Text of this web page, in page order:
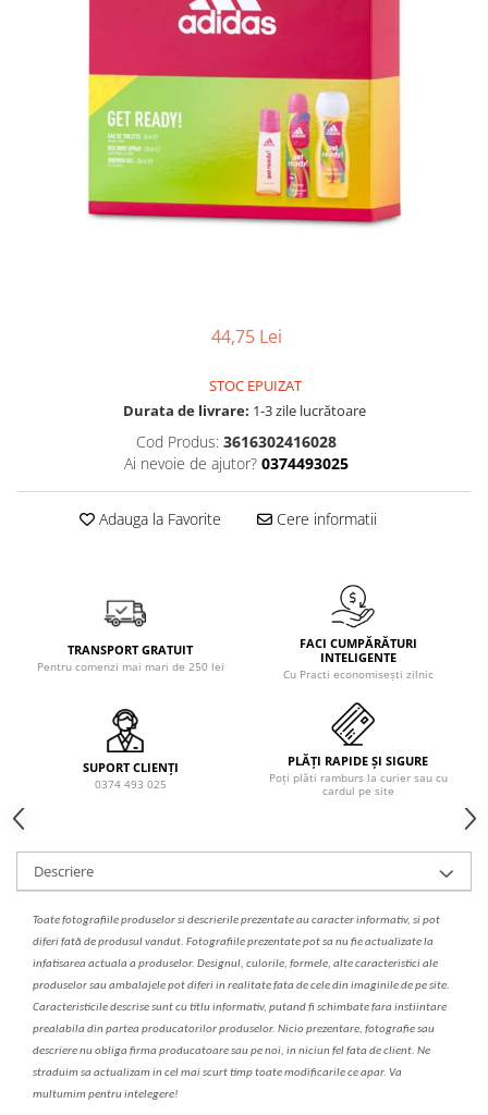
Detergent pardoseala
Echipamente de curăţenie
Folie aluminiu,folie alimentara
Galeata mop
Hartie igienica
Insecticide
Solutie de indepartat rugina si
Lotiune de corp
Pachete de cadouri
Pasta de dinti
Produse pentru curatarea tenului
Sapun lichid, sapun
Tratament pentru par, conditioner
pentru par, masca de par
Vata demachianta
44,75 Lei
STOC EPUIZAT
Durata de livrare: 1-3 zile lucrătoare
Cod Produs: 3616302416028
Ai nevoie de ajutor? 0374493025
Adauga la Favorite Cere informatii
TRANSPORT GRATUIT
Pentru comenzi mai mari de 250 lei
FACI CUMPĂRĂTURI
INTELIGENTE
Cu Practi economisești zilnic
SUPORT CLIENȚI
0374 493 025
PLĂȚI RAPIDE ȘI SIGURE
Poți plăti ramburs la curier sau cu
cardul pe site
Descriere
Toate fotografiile produselorsidescrierileprezentate au caracter informativ, si pot
diferi fată de produsul vandut. Fotografiile prezentate pot sa nu fie actualizate la
infatisarea actuala a produselor. Designul, culorile, formele, alte caracteristici ale
produselor sau ambalajele pot diferi in realitate fata de cele din imaginile de pe site.
Caracteristicile descrise sunt cu titlu informativ, putand fi schimbate fara instiintare
prealabila din partea producatorilor produselor. Nicio prezentare, fotografie sau
descriere nu obliga firma producatoare sau pe noi, in niciun fel fata de client. Ne
straduim sa actualizam in cel mai scurt timp toate modificarile ce apar. Va
multumim pentru intelegere!